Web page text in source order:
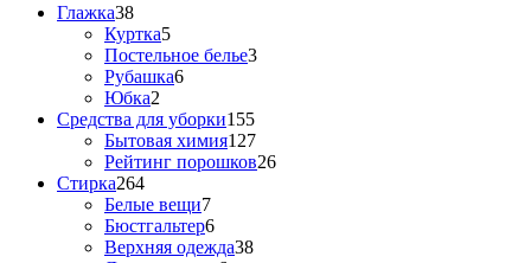
Глажка38
Куртка5
Постельное белье3
Рубашка6
Юбка2
Средства для уборки155
Бытовая химия127
Рейтинг порошков26
Стирка264
Белые вещи7
Бюстгальтер6
Верхняя одежда38